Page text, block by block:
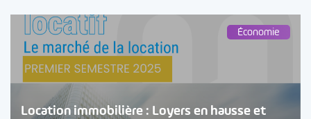
Économie
Location immobilière : Loyers en hausse et